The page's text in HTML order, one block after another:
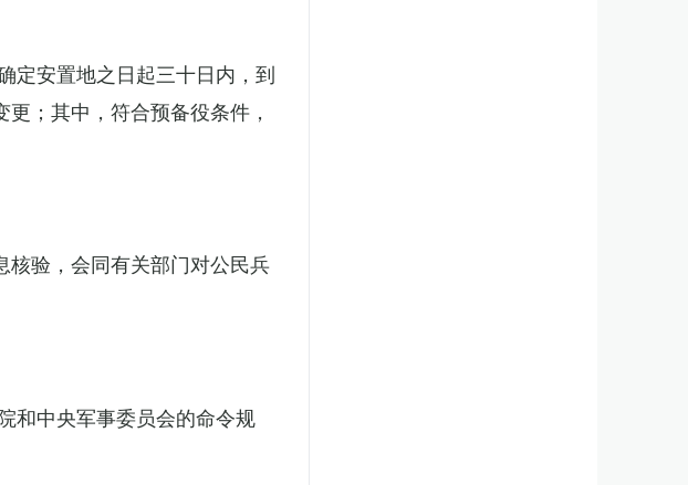
定安置地之日起三十日内，到
；其中，符合预备役条件，
验，会同有关部门对公民兵
和中央军事委员会的命令规